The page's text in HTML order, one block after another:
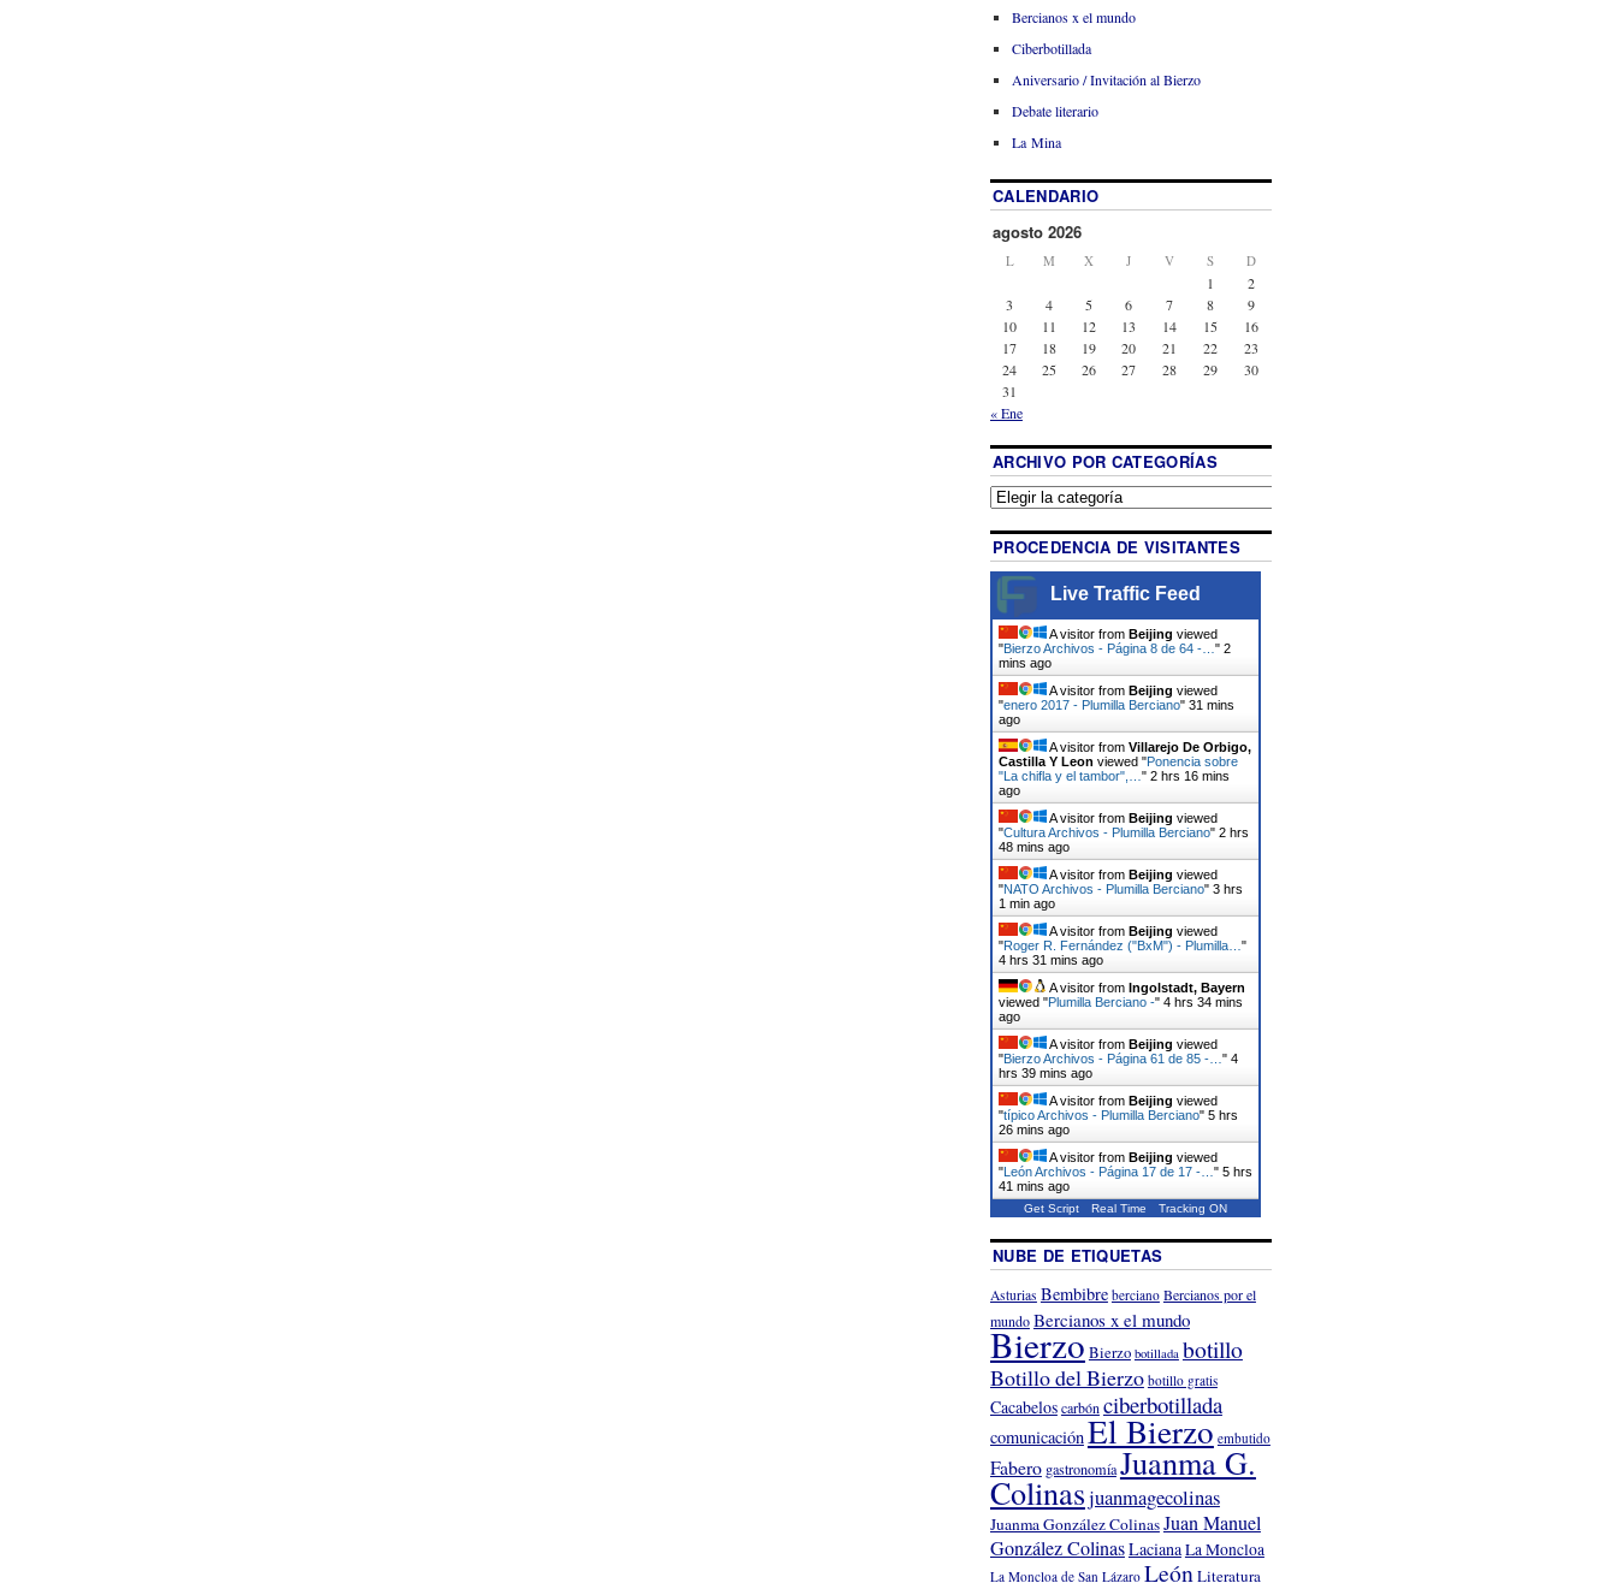
Bercianos x el mundo
Ciberbotillada
Aniversario / Invitación al Bierzo
Debate literario
La Mina
CALENDARIO
agosto 2026
L M X J V S D
1
2
3
4 5 6 7 8
9
10
11 12 13 14 15
16
17
18 19 20 21 22
23
24
25 26 27 28 29
30
31
« Ene
ARCHIVO POR CATEGORÍAS
PROCEDENCIA DE VISITANTES
Live Traffic Feed
A visitor from Beijing viewed
"Bierzo Archivos - Página 8 de 64 -… " 2
mins ago
A visitor from Beijing viewed
"enero 2017 - Plumilla Berciano" 31 mins
ago
A visitor from Villarejo De Orbigo,
Castilla Y Leon viewed "Ponencia sobre
"La chifla y el tambor",… " 2 hrs 16 mins
ago
A visitor from Beijing viewed
"Cultura Archivos - Plumilla Berciano" 2 hrs
48 mins ago
A visitor from Beijing viewed
"NATO Archivos - Plumilla Berciano" 3 hrs
1 min ago
A visitor from Beijing viewed
"Roger R. Fernández ("BxM") - Plumilla… "
4 hrs 31 mins ago
A visitor from Ingolstadt, Bayern
viewed "Plumilla Berciano -" 4 hrs 34 mins
ago
A visitor from Beijing viewed
"Bierzo Archivos - Página 61 de 85 -… " 4
hrs 39 mins ago
A visitor from Beijing viewed
"típico Archivos - Plumilla Berciano" 5 hrs
26 mins ago
A visitor from Beijing viewed
"León Archivos - Página 17 de 17 -… " 5 hrs
41 mins ago
Get Script Real Time Tracking ON
NUBE DE ETIQUETAS
Asturias Bembibre berciano Bercianos por el
mundoBercianos x el mundo
BierzoBierzo botillada botillo
Botillo del Bierzo botillo gratis
Cacabeloscarbón ciberbotillada
comunicaciónEl Bierzo embutido
Fabero gastronomíaJuanma G.
Colinasjuanmagecolinas
Juanma González ColinasJuan Manuel
González ColinasLacianaLa Moncloa
La Moncloa de San Lázaro LeónLiteratura